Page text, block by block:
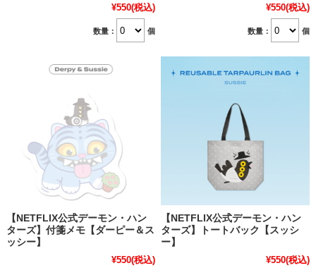
¥550(税込)
数量： 個
¥550(税込)
数量： 個
【NETFLIX公式デーモン・ハン
ターズ】付箋メモ【ダーピー＆ス
ッシー】
¥550(税込)
【NETFLIX公式デーモン・ハン
ターズ】トートバック【スッシ
ー】
¥550(税込)